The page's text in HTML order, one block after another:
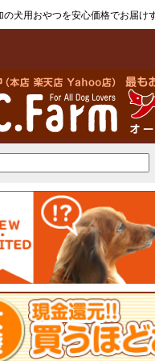
の犬用おやつを安心価格でお届け